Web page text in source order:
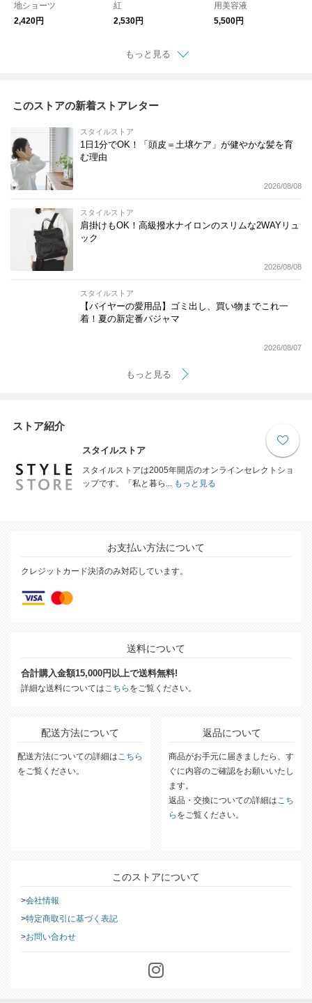
地ショーツ
2,420円
紅
2,530円
用美容液
5,500円
もっと見る
このストアの新着ストアレター
スタイルストア
1日1分でOK！「頭皮＝土壌ケア」が健やかな髪を育
む理由
2026/08/08
スタイルストア
肩掛けもOK！高級撥水ナイロンのスリムな2WAYリュ
ック
2026/08/08
スタイルストア
【バイヤーの愛用品】ゴミ出し、買い物までこれ一
着！夏の新定番パジャマ
2026/08/07
もっと見る
ストア紹介
スタイルストア
スタイルストアは2005年開店のオンラインセレクトショ
ップです。「私と暮ら...もっと見る
お支払い方法について
クレジットカード決済のみ対応しています。
送料について
合計購入金額15,000円以上で送料無料!
詳細な送料についてはこちら をご覧ください。
配送方法について
配送方法についての詳細はこちら
をご覧ください。
返品について
商品がお手元に届きましたら、す
ぐに内容のご確認をお願いいたし
ます。
返品・交換についての詳細はこち
ら をご覧ください。
このストアについて
会社情報
特定商取引に基づく表記
お問い合わせ